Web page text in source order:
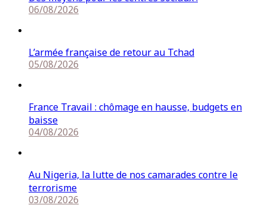
06/08/2026
L’armée française de retour au Tchad
05/08/2026
France Travail : chômage en hausse, budgets en
baisse
04/08/2026
Au Nigeria, la lutte de nos camarades contre le
terrorisme
03/08/2026